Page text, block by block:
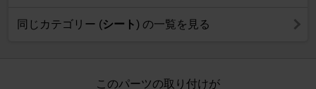
同じカテゴリー (シート) の一覧を見る
このパーツの取り付けが